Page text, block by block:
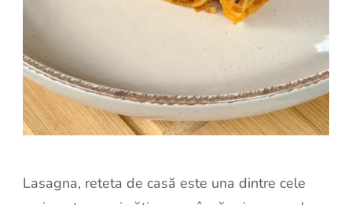
Lasagna, reteta de casă este una dintre cele